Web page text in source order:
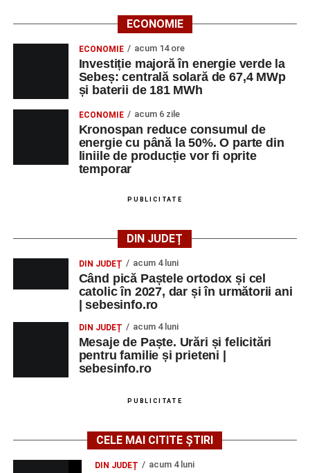
ECONOMIE
ECONOMIE acum 14 ore
Investiție majoră în energie verde la
Sebeș: centrală solară de 67,4 MWp
și baterii de 181 MWh
ECONOMIE acum 6 zile
Kronospan reduce consumul de
energie cu până la 50%. O parte din
liniile de producție vor fi oprite
temporar
PUBLICITATE
DIN JUDEȚ
DIN JUDEȚ acum 4 luni
Când pică Paștele ortodox și cel
catolic în 2027, dar și în următorii ani
| sebesinfo.ro
DIN JUDEȚ acum 4 luni
Mesaje de Paște. Urări și felicitări
pentru familie și prieteni |
sebesinfo.ro
PUBLICITATE
CELE MAI CITITE ȘTIRI
DIN JUDEȚ acum 4 luni